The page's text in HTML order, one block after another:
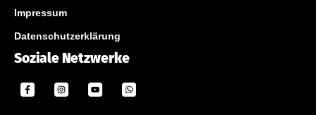
Impressum
Datenschutzerklärung
Soziale Netzwerke